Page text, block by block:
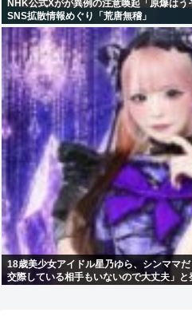
NHK公式Xがが異例の注意喚起「原爆は
SNS拡散情報めぐり「荒唐無稽」
18歳美少女アイドル星乃ゆら、シンママ
交際している相手もいないので大丈夫」と